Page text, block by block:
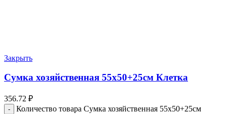
Закрыть
Сумка хозяйственная 55х50+25см Клетка
356.72 ₽
Количество товара Сумка хозяйственная 55х50+25см